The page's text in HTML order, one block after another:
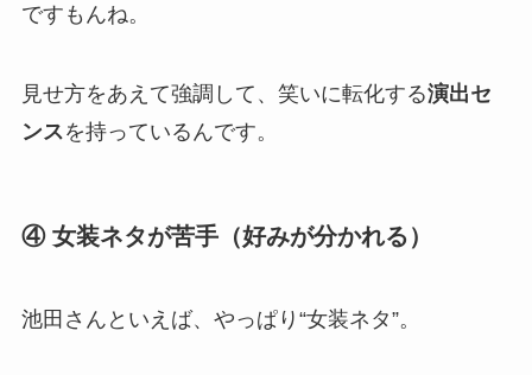
ですもんね。
見せ方をあえて強調して、笑いに転化する演出セ
ンスを持っているんです。
④ 女装ネタが苦手（好みが分かれる）
池田さんといえば、やっぱり“女装ネタ”。